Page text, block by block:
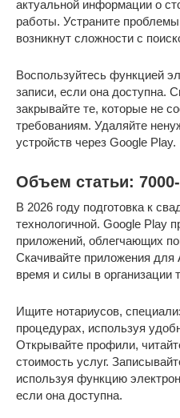
актуальной информации о
работы. Устраните
возникнут сложности с
Воспользуйтесь функцией
записи, если она доступна.
закрывайте те, которые не
требованиям. Удаляйте
устройств через Google Play.
Объем статьи: 7000-
В 2026 году подготовка к
технологичной. Google Play
приложений, облегчающих
Скачивайте приложения для
время и силы в организации
Ищите нотариусов,
процедурах, используя
Открывайте профили,
стоимость услуг.
используя функцию
если она доступна.